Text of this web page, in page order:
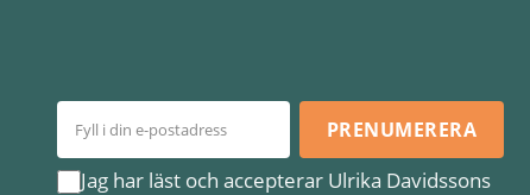
PRENUMERERA
Jag har läst och accepterar Ulrika Davidssons